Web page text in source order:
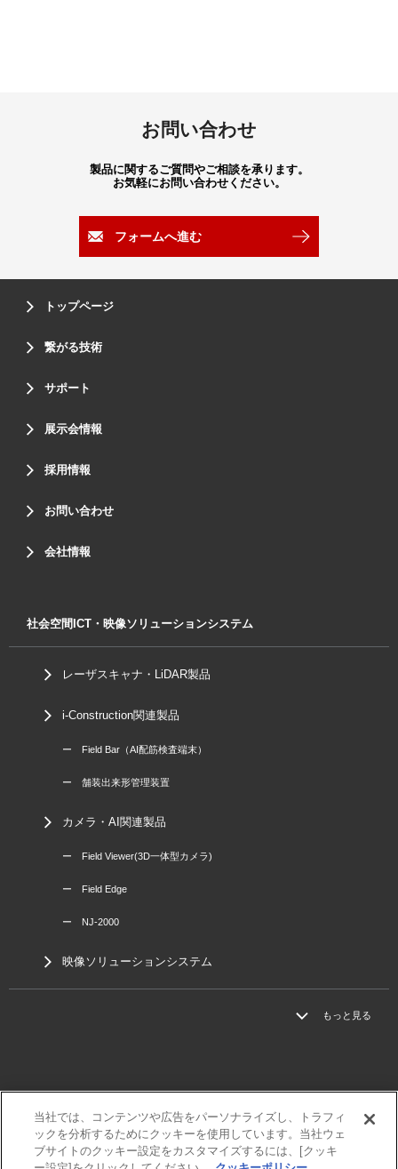
お問い合わせ
製品に関するご質問やご相談を承ります。
お気軽にお問い合わせください。
フォームへ進む
トップページ
繋がる技術
サポート
展示会情報
採用情報
お問い合わせ
会社情報
社会空間ICT・映像ソリューションシステム
レーザスキャナ・LiDAR製品
i-Construction関連製品
ー Field Bar（AI配筋検査端末）
ー 舗装出来形管理装置
カメラ・AI関連製品
ー Field Viewer(3D一体型カメラ)
ー Field Edge
ー NJ-2000
映像ソリューションシステム
もっと見る
三菱電機
利用規程
当社では、コンテンツや広告をパーソナライズし、トラフィ
ックを分析するためにクッキーを使用しています。当社ウェ
ブサイトのクッキー設定をカスタマイズするには、[クッキ